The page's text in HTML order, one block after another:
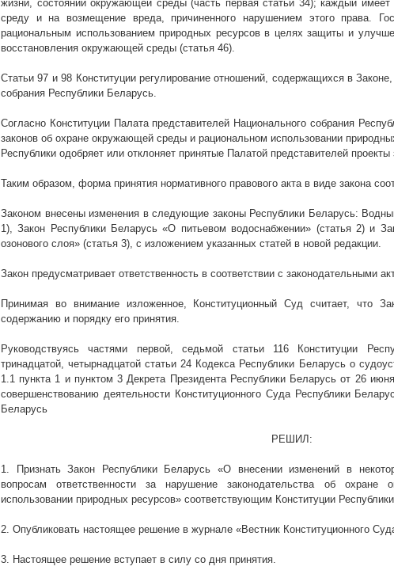
жизни, состоянии окружающей среды (часть первая статьи 34); каждый
среду и на возмещение вреда, причиненного нарушением этого права.
рациональным использованием природных ресурсов в целях защиты и
восстановления окружающей среды (статья 46).
Статьи 97 и 98 Конституции регулирование отношений, содержащихся в
собрания Республики Беларусь.
Согласно Конституции Палата представителей Национального собрания
законов об охране окружающей среды и рациональном использовании
Республики одобряет или отклоняет принятые Палатой представителей проекты
Таким образом, форма принятия нормативного правового акта в виде закона
Законом внесены изменения в следующие законы Республики Беларусь:
1), Закон Республики Беларусь «О питьевом водоснабжении» (статья 2) и
озонового слоя» (статья 3), с изложением указанных статей в новой редакции.
Закон предусматривает ответственность в соответствии с законодательными
Принимая во внимание изложенное, Конституционный Суд считает, что
содержанию и порядку его принятия.
Руководствуясь частями первой, седьмой статьи 116 Конституции
тринадцатой, четырнадцатой статьи 24 Кодекса Республики Беларусь о
1.1 пункта 1 и пунктом 3 Декрета Президента Республики Беларусь от 26 июня
совершенствованию деятельности Конституционного Суда Республики
Беларусь
РЕШИЛ:
1. Признать Закон Республики Беларусь «О внесении изменений в
вопросам ответственности за нарушение законодательства об
использовании природных ресурсов» соответствующим Конституции
2. Опубликовать настоящее решение в журнале «Вестник Конституционного
3. Настоящее решение вступает в силу со дня принятия.